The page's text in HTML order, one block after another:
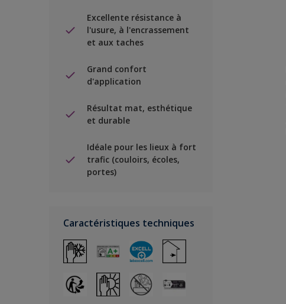
Excellente résistance à
l'usure, à l'encrassement
et aux taches
Grand confort
d'application
Résultat mat, esthétique
et durable
Idéale pour les lieux à fort
trafic (couloirs, écoles,
portes)
Caractéristiques techniques